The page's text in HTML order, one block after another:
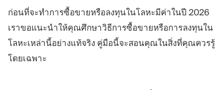
ก่อนที่จะทำการซื้อขายหรือลงทุนในโลหะมีค่าในปี 2026
เราขอแนะนำให้คุณศึกษาวิธีการซื้อขายหรือการลงทุนใน
โลหะเหล่านี้อย่างแท้จริง คู่มือนี้จะสอนคุณในสิ่งที่คุณควรรู้
โดยเฉพาะ
แผนธุรกิจ
การทำงาน
ความยั่งยืน
ติดตามเรา